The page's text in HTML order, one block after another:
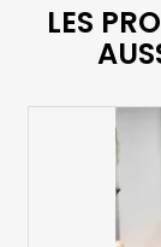
LES